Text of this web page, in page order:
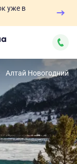
уже в
Алтай Новогодний